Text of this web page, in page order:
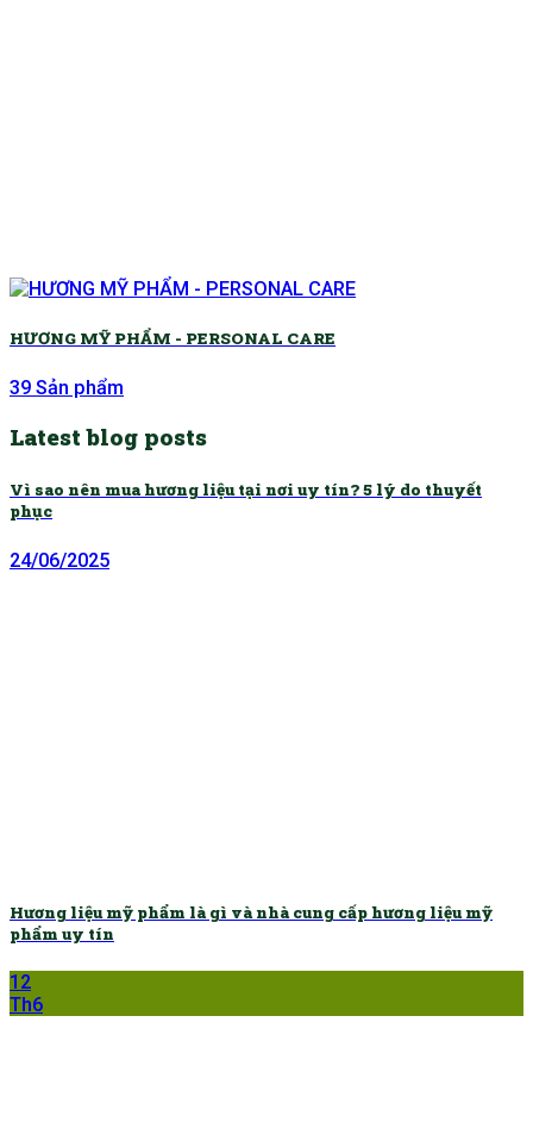
HƯƠNG MỸ PHẨM - PERSONAL CARE
39 Sản phẩm
Latest blog posts
Vì sao nên mua hương liệu tại nơi uy tín? 5 lý do thuyết
phục
24/06/2025
Hương liệu mỹ phẩm là gì và nhà cung cấp hương liệu mỹ
phẩm uy tín
12
Th6